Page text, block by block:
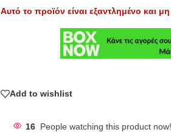
Αυτό το προϊόν είναι εξαντλημένο και
Add to wishlist
16 People watching this product now!